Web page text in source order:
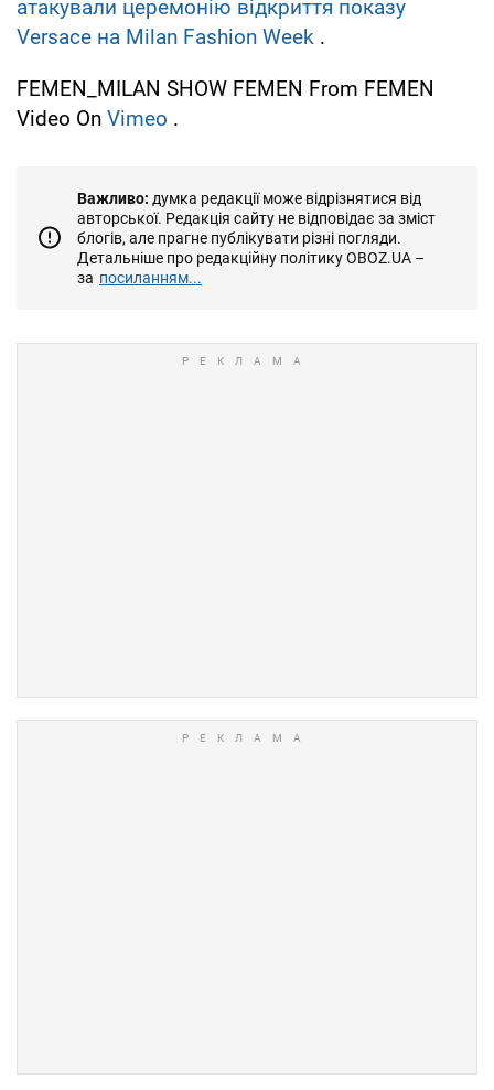
атакували церемонію відкриття показу
Versace на Milan Fashion Week .
FEMEN_MILAN SHOW FEMEN From FEMEN
Video On Vimeo .
Важливо: думка редакції може відрізнятися від
авторської. Редакція сайту не відповідає за зміст
блогів, але прагне публікувати різні погляди.
Детальніше про редакційну політику OBOZ.UA –
за посиланням...